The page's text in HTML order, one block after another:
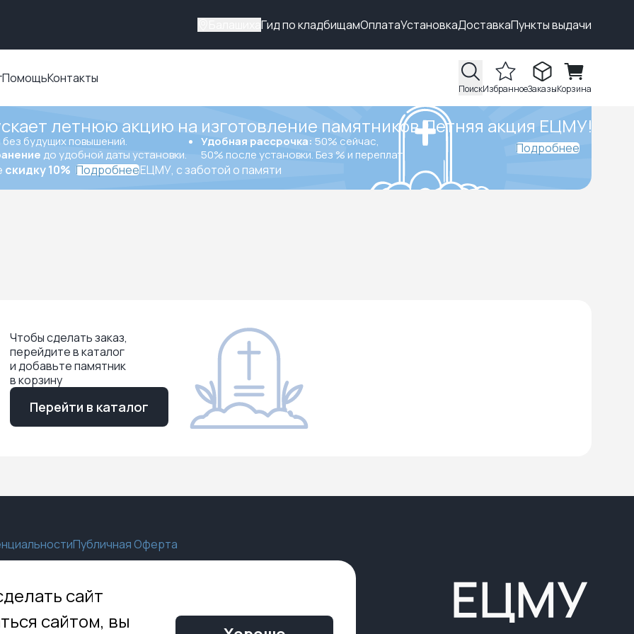
Гид по кладбищамОплатаУстановкаДоставкаПункты выдачи
ПомощьКонтакты
ПоискИзбранноеЗаказыКорзина
летнюю акцию на изготовление памятников.Летняя акция ЕЦМУ!
без будущих повышений.
до удобной даты установки.
Удобная рассрочка: 50% сейчас,
50% после установки. Без % и переплат.
скидку 10% ПодробнееЕЦМУ, с заботой о памяти
Подробнее
Чтобы сделать заказ,
перейдите в каталог
и добавьте памятник
в корзину
Перейти в каталог
Публичная Оферта
г.о. Красногорск, д. Путилково, Гринвуд, с.9
сайт
сайтом, вы